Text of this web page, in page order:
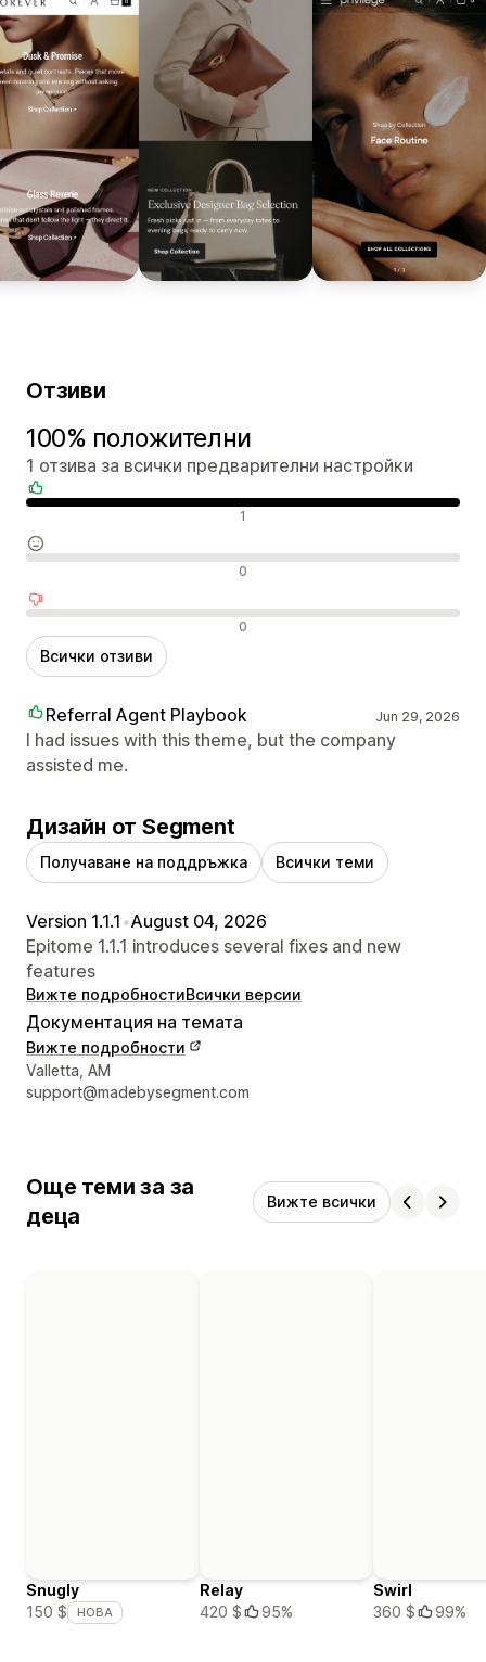
Отзиви
100% положителни
1 отзива за всички предварителни настройки
1
0
0
Всички отзиви
Referral Agent Playbook Jun 29, 2026
I had issues with this theme, but the company
assisted me.
Дизайн от Segment
Получаване на поддръжка Всички теми
Version 1.1.1 •August 04, 2026
Epitome 1.1.1 introduces several fixes and new
features
Вижте подробностиВсички версии
Документация на темата
Вижте подробности
Данни за връзка с дизайнера
Valletta, AM
support@madebysegment.com
Още теми за за
деца
Вижте всички
Snugly
150 $
НОВА
Relay
420 $
95%
Swirl
360 $
99%